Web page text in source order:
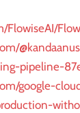
FlowiseAI/
pipeline-
google-